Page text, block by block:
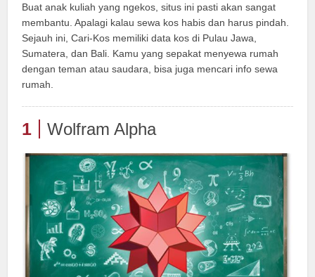
Buat anak kuliah yang ngekos, situs ini pasti akan sangat
membantu. Apalagi kalau sewa kos habis dan harus pindah.
Sejauh ini, Cari-Kos memiliki data kos di Pulau Jawa,
Sumatera, dan Bali. Kamu yang sepakat menyewa rumah
dengan teman atau saudara, bisa juga mencari info sewa
rumah.
1 Wolfram Alpha